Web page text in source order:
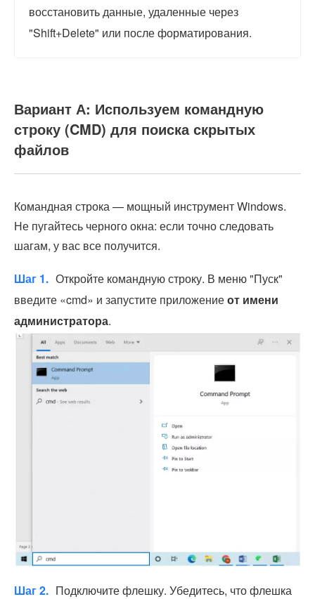
восстановить данные, удаленные через
"Shift+Delete" или после форматирования.
Вариант А: Используем командную
строку (CMD) для поиска скрытых
файлов
Командная строка — мощный инструмент Windows.
Не пугайтесь черного окна: если точно следовать
шагам, у вас все получится.
Шаг 1. Откройте командную строку. В меню "Пуск"
введите «cmd» и запустите приложениеот имени
администратора.
Шаг 2. Подключите флешку. Убедитесь, что флешка